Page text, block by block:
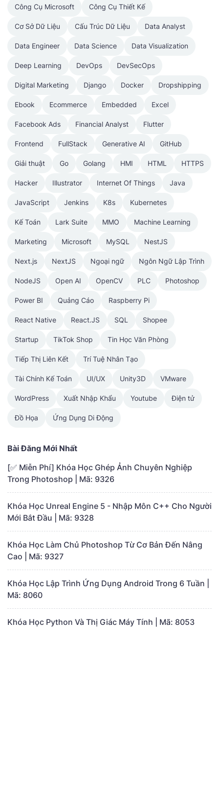
Công Cụ Microsoft Công Cụ Thiết Kế
Cơ Sở Dữ Liệu Cấu Trúc Dữ Liệu Data Analyst
Data Engineer Data Science Data Visualization
Deep Learning DevOps DevSecOps
Digital Marketing Django Docker Dropshipping
Ebook Ecommerce Embedded Excel
Facebook Ads Financial Analyst Flutter
Frontend FullStack Generative AI GitHub
Giải thuật Go Golang HMI HTML HTTPS
Hacker Illustrator Internet Of Things Java
JavaScript Jenkins K8s Kubernetes
Kế Toán Lark Suite MMO Machine Learning
Marketing Microsoft MySQL NestJS
Next.js NextJS Ngoại ngữ Ngôn Ngữ Lập Trình
NodeJS Open AI OpenCV PLC Photoshop
Power BI Quảng Cáo Raspberry Pi
React Native React.JS SQL Shopee
Startup TikTok Shop Tin Học Văn Phòng
Tiếp Thị Liên Kết Trí Tuệ Nhân Tạo
Tài Chính Kế Toán UI/UX Unity3D VMware
WordPress Xuất Nhập Khẩu Youtube Điện tử
Đồ Họa Ứng Dụng Di Động
Bài Đăng Mới Nhất
[✅ Miễn Phí] Khóa Học Ghép Ảnh Chuyên Nghiệp
Trong Photoshop | Mã: 9326
Khóa Học Unreal Engine 5 - Nhập Môn C++ Cho Người
Mới Bắt Đầu | Mã: 9328
Khóa Học Làm Chủ Photoshop Từ Cơ Bản Đến Nâng
Cao | Mã: 9327
Khóa Học Lập Trình Ứng Dụng Android Trong 6 Tuần |
Mã: 8060
Khóa Học Python Và Thị Giác Máy Tính | Mã: 8053